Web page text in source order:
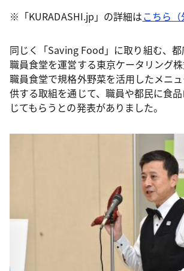
※「KURADASHI.jp」の詳細はこちら（
同じく「Saving Food」に取り組む、
職員食堂を運営する東京ケータリング株
職員食堂で規格外野菜を活用したメニ
供する取組を通じて、職員や都民に食
じてもらうとの発表がありました。